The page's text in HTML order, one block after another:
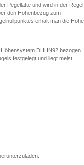
Pegellatte und wird in der Regel
den Höhenbezug zum
erhält man die Höhe
DHHN92 bezogen
festgelegt und liegt meist